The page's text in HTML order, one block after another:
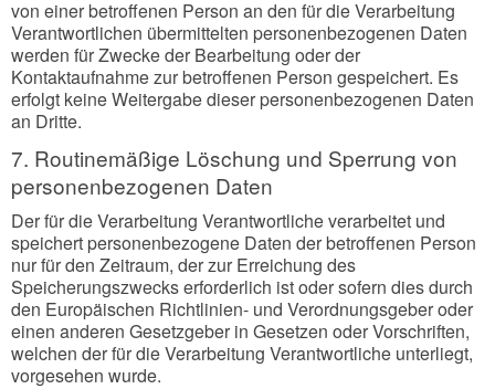
von einer betroffenen Person an den für die Verarbeitung
Verantwortlichen übermittelten personenbezogenen Daten
werden für Zwecke der Bearbeitung oder der
Kontaktaufnahme zur betroffenen Person gespeichert. Es
erfolgt keine Weitergabe dieser personenbezogenen Daten
an Dritte.
7. Routinemäßige Löschung und Sperrung von
personenbezogenen Daten
Der für die Verarbeitung Verantwortliche verarbeitet und
speichert personenbezogene Daten der betroffenen Person
nur für den Zeitraum, der zur Erreichung des
Speicherungszwecks erforderlich ist oder sofern dies durch
den Europäischen Richtlinien- und Verordnungsgeber oder
einen anderen Gesetzgeber in Gesetzen oder Vorschriften,
welchen der für die Verarbeitung Verantwortliche unterliegt,
vorgesehen wurde.